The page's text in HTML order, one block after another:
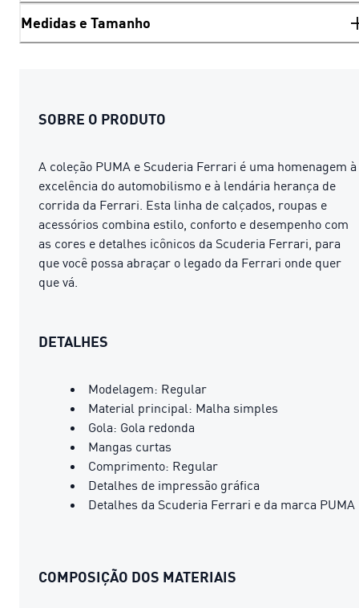
Medidas e Tamanho
SOBRE O PRODUTO
A coleção PUMA e Scuderia Ferrari é uma homenagem à
excelência do automobilismo e à lendária herança de
corrida da Ferrari. Esta linha de calçados, roupas e
acessórios combina estilo, conforto e desempenho com
as cores e detalhes icônicos da Scuderia Ferrari, para
que você possa abraçar o legado da Ferrari onde quer
que vá.
DETALHES
Modelagem: Regular
Material principal: Malha simples
Gola: Gola redonda
Mangas curtas
Comprimento: Regular
Detalhes de impressão gráfica
Detalhes da Scuderia Ferrari e da marca PUMA
COMPOSIÇÃO DOS MATERIAIS